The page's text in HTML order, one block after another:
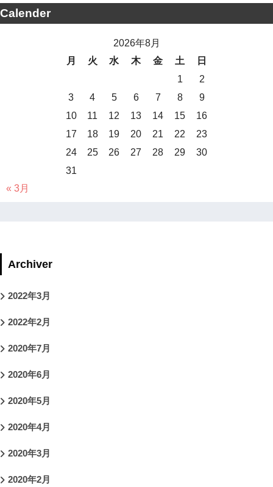
Calender
2026年8月
月
火 水 木 金 土
日
1
2
3
4 5 6 7 8
9
10
11 12 13 14 15
16
17
18 19 20 21 22
23
24
25 26 27 28 29
30
31
« 3月
Archiver
2022年3月
2022年2月
2020年7月
2020年6月
2020年5月
2020年4月
2020年3月
2020年2月